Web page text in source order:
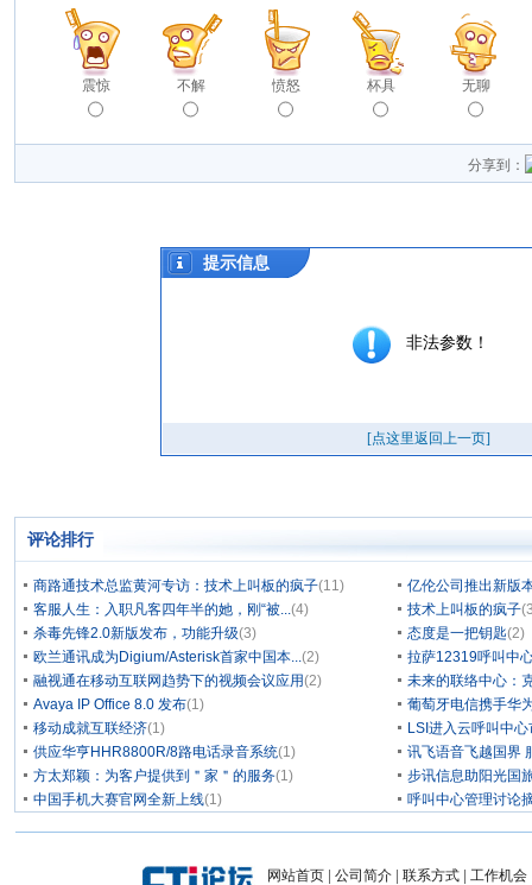
震惊 不解 愤怒 杯具 无聊
分享到：
评论排行
商路通技术总监黄河专访：技术上叫板的疯子(11)
亿伦公司推出新版
客服人生：入职凡客四年半的她，刚“被...(4) 技术上叫板的疯子
杀毒先锋2.0新版发布，功能升级(3) 态度是一把钥匙(2)
欧兰通讯成为Digium/Asterisk首家中国本...(2)
拉萨12319呼叫中
融视通在移动互联网趋势下的视频会议应用(2)
未来的联络中心：
Avaya IP Office 8.0 发布(1)
葡萄牙电信携手华
移动成就互联经济(1)
LSI进入云呼叫中
供应华亨HHR8800R/8路电话录音系统(1)
讯飞语音飞越国界
方太郑颖：为客户提供到＂家＂的服务(1)
步讯信息助阳光国
中国手机大赛官网全新上线(1) 呼叫中心管理讨论
网站首页 公司简介 联系方式 工作机会